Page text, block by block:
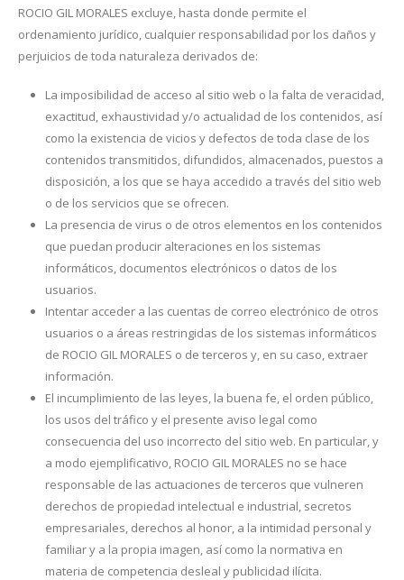
ROCIO GIL MORALES excluye, hasta donde permite el
ordenamiento jurídico, cualquier responsabilidad por los daños y
perjuicios de toda naturaleza derivados de:
La imposibilidad de acceso al sitio web o la falta de veracidad,
exactitud, exhaustividad y/o actualidad de los contenidos, así
como la existencia de vicios y defectos de toda clase de los
contenidos transmitidos, difundidos, almacenados, puestos a
disposición, a los que se haya accedido a través del sitio web
o de los servicios que se ofrecen.
La presencia de virus o de otros elementos en los contenidos
que puedan producir alteraciones en los sistemas
informáticos, documentos electrónicos o datos de los
usuarios.
Intentar acceder a las cuentas de correo electrónico de otros
usuarios o a áreas restringidas de los sistemas informáticos
de ROCIO GIL MORALES o de terceros y, en su caso, extraer
información.
El incumplimiento de las leyes, la buena fe, el orden público,
los usos del tráfico y el presente aviso legal como
consecuencia del uso incorrecto del sitio web. En particular, y
a modo ejemplificativo, ROCIO GIL MORALES no se hace
responsable de las actuaciones de terceros que vulneren
derechos de propiedad intelectual e industrial, secretos
empresariales, derechos al honor, a la intimidad personal y
familiar y a la propia imagen, así como la normativa en
materia de competencia desleal y publicidad ilícita.